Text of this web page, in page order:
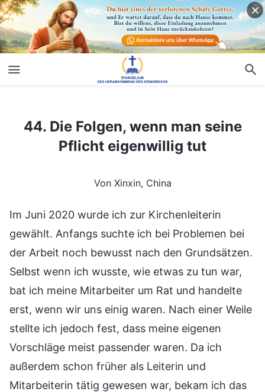
44. Die Folgen, wenn man seine Pflicht eigenwillig tut
44. Die Folgen, wenn man seine
Pflicht eigenwillig tut
Von Xinxin, China
Im Juni 2020 wurde ich zur Kirchenleiterin
gewählt. Anfangs suchte ich bei Problemen bei
der Arbeit noch bewusst nach den Grundsätzen.
Selbst wenn ich wusste, wie etwas zu tun war,
bat ich meine Mitarbeiter um Rat und handelte
erst, wenn wir uns einig waren. Nach einer Weile
stellte ich jedoch fest, dass meine eigenen
Vorschläge meist passender waren. Da ich
außerdem schon früher als Leiterin und
Mitarbeiterin tätig gewesen war, bekam ich das